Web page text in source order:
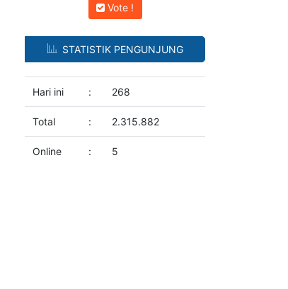
Vote !
STATISTIK PENGUNJUNG
Hari ini : 268
Total : 2.315.882
Online : 5